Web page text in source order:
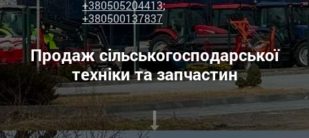
+380505204413;
+380500137837
Продаж сільськогосподарської
техніки та запчастин